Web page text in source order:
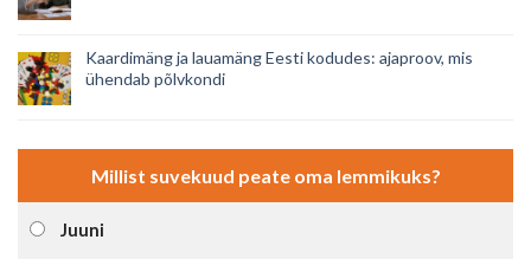
Kaardimäng ja lauamäng Eesti kodudes: ajaproov, mis
ühendab põlvkondi
Millist suvekuud peate oma lemmikuks?
Juuni